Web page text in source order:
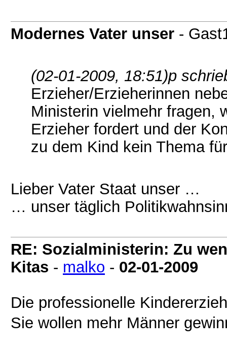
Modernes Vater unser -
(02-01-2009, 18:51)p
Erzieher/Erzieherinnen
Ministerin vielmehr fragen,
Erzieher fordert und der
zu dem Kind kein Thema
Lieber Vater Staat unser …
… unser täglich
RE: Sozialministerin: Zu
Kitas - malko - 02-01-2009
Die professionelle
Sie wollen mehr Männer